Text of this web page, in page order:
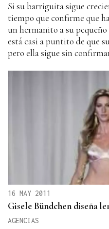
Si su barriguita sigue
tiempo que confirme que
un hermanito a su
está casi a puntito de que
pero ella sigue sin
16 MAY 2011
Gisele Bündchen diseña
AGENCIAS